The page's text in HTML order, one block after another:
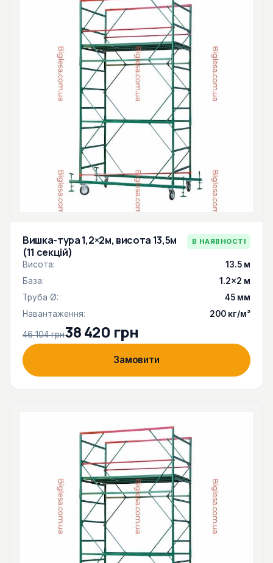
Вишка-тура 1,2×2м, висота 13,5м
(11 секцій)
В НАЯВНОСТІ
Висота:
13.5 м
База:
1.2×2 м
Труба Ø:
45 мм
Навантаження:
200 кг/м²
46 104 грн38 420 грн
Замовити